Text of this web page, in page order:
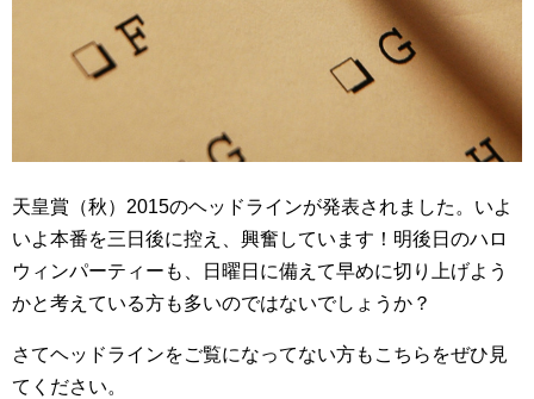
天皇賞（秋）2015のヘッドラインが発表されました。いよ
いよ本番を三日後に控え、興奮しています！明後日のハロ
ウィンパーティーも、日曜日に備えて早めに切り上げよう
かと考えている方も多いのではないでしょうか？
さてヘッドラインをご覧になってない方もこちらをぜひ見
てください。